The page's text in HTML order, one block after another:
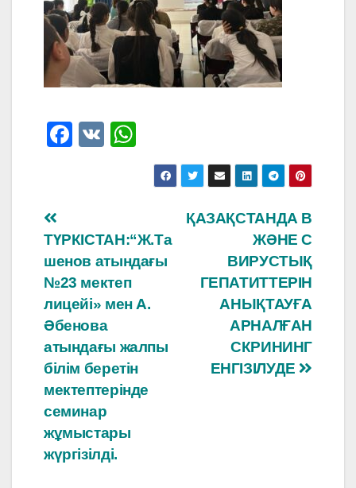
F
b
o
o
k
V
at
A
p
Навигация
по
записям
ҚАЗАҚСТАНДА В
ЖӘНЕ С
ВИРУСТЫҚ
ГЕПАТИТТЕРІН
АНЫҚТАУҒА
АРНАЛҒАН
СКРИНИНГ
ЕНГІЗІЛУДЕ
ТҮРКІСТАН:“Ж.Та
шенов атындағы
№23 мектеп
лицейі» мен А.
Әбенова
атындағы жалпы
білім беретін
мектептерінде
семинар
жұмыстары
жүргізілді.